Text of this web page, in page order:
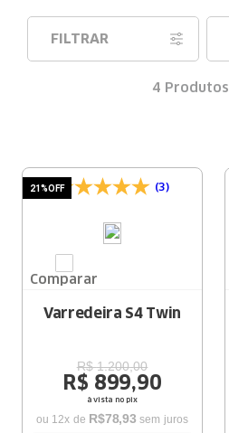
FILTRAR
4 Produtos
(3)
Comparar
Varredeira S4 Twin
21%OFF
R$ 1.200,00
R$ 899,90
à vista no pix
ou 12x de R$78,93 sem juros